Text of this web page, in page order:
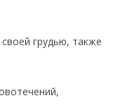
грудью, также